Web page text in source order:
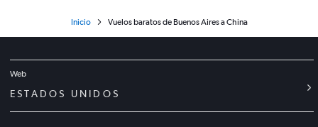
Inicio Vuelos baratos de Buenos Aires a China
Web
ESTADOS UNIDOS